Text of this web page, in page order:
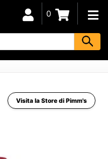
0
Visita la Store di Pimm's